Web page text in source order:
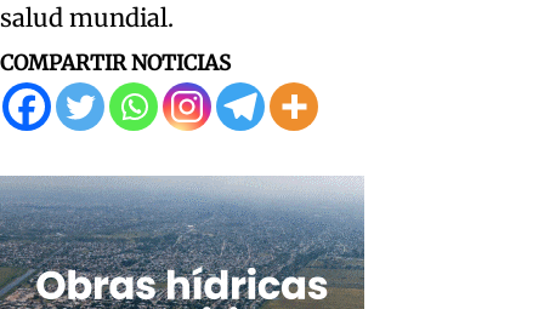
salud mundial.
COMPARTIR NOTICIAS